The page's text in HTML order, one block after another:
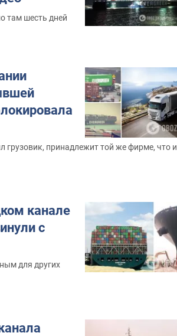
там шесть дней
грузовик, принадлежит той же фирме, что и
канале
с
для других